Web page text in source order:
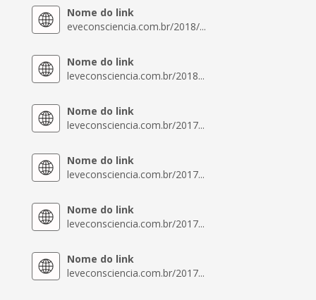
Nome do link
eveconsciencia.com.br/2018/...
Nome do link
leveconsciencia.com.br/2018...
Nome do link
leveconsciencia.com.br/2017...
Nome do link
leveconsciencia.com.br/2017...
Nome do link
leveconsciencia.com.br/2017...
Nome do link
leveconsciencia.com.br/2017...